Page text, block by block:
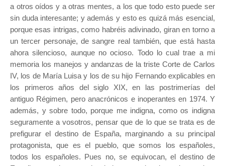
a otros oídos y a otras mentes, a los que todo esto puede ser
sin duda interesante; y además y esto es quizá más esencial,
porque esas intrigas, como habréis adivinado, giran en torno a
un tercer personaje, de sangre real también, que está hasta
ahora silencioso, aunque no ocioso. Todo lo cual trae a mi
memoria los manejos y andanzas de la triste Corte de Carlos
IV, los de María Luisa y los de su hijo Fernando explicables en
los primeros años del siglo XIX, en las postrimerías del
antiguo Régimen, pero anacrónicos e inoperantes en 1974. Y
además, y sobre todo, porque me indigna, como os indigna
seguramente a vosotros, pensar que de lo que se trata es de
prefigurar el destino de España, marginando a su principal
protagonista, que es el pueblo, que somos los españoles,
todos los españoles. Pues no, se equivocan, el destino de